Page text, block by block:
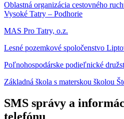
Oblastná organizácia cestovného
Vysoké Tatry – Podhorie
MAS Pro Tatry, o.z.
Lesné pozemkové spoločenstvo
Poľnohospodárske podieľnické
Základná škola s materskou školou
SMS správy a